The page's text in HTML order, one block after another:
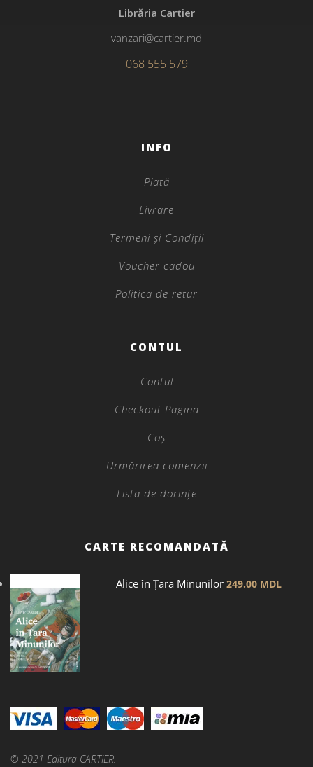
Librăria Cartier
vanzari@cartier.md
068 555 579
INFO
Plată
Livrare
Termeni și Condiții
Voucher cadou
Politica de retur
CONTUL
Contul
Checkout Pagina
Coș
Urmărirea comenzii
Lista de dorințe
CARTE RECOMANDATĂ
Alice în Țara Minunilor 249.00 MDL
© 2021 Editura CARTIER.